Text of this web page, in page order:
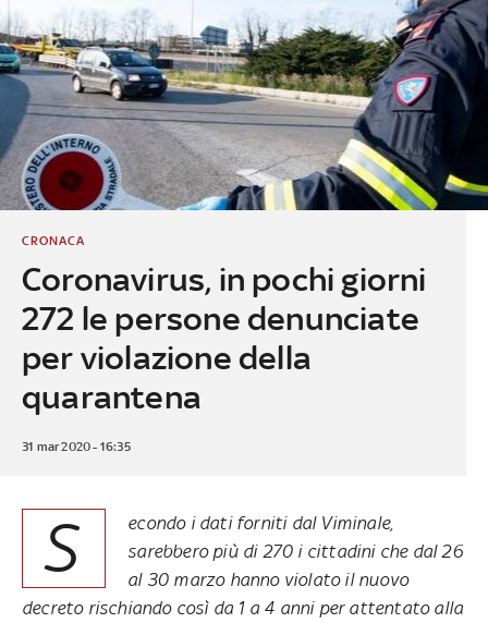
Coronavirus, in pochi giorni
272 le persone denunciate
per violazione della
quarantena
CRONACA
31 mar 2020 - 16:35
S
econdo i dati forniti dal Viminale,
sarebbero più di 270 i cittadini che dal 26
al 30 marzo hanno violato il nuovo
decreto rischiando così da 1 a 4 anni per attentato alla